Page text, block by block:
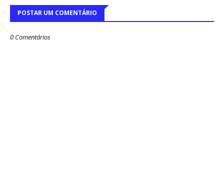
POSTAR UM COMENTÁRIO
0 Comentários